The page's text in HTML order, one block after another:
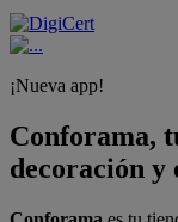
¡Nueva app!
Conforama,
decoración y